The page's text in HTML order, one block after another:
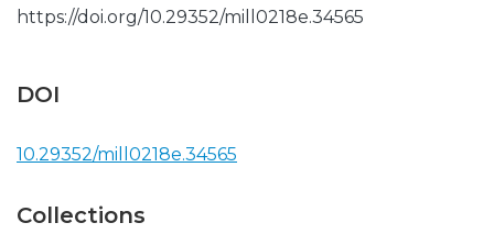
https://doi.org/10.29352/mill0218e.34565
DOI
10.29352/mill0218e.34565
Collections